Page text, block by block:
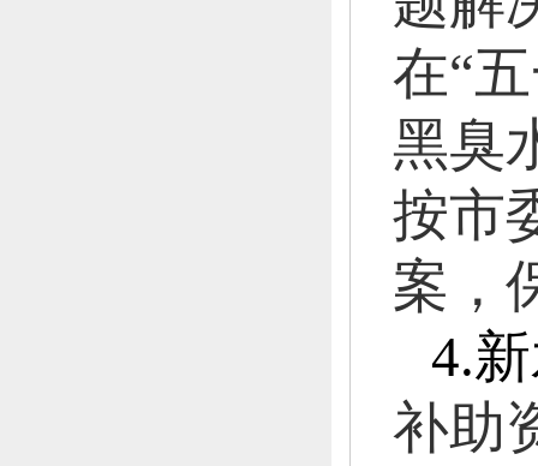
在“
黑臭
按市
案，
4.
补助